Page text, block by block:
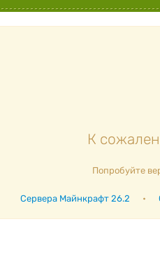
К
Попробуйте
Сервера Майнкрафт 26.2 •